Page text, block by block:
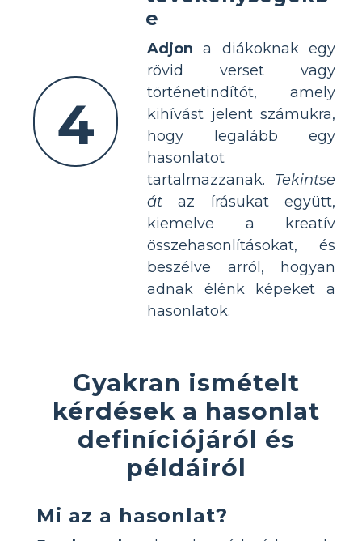
4
e
Adjon a diákoknak egy
rövid verset vagy
történetindítót, amely
kihívást jelent számukra,
hogy legalább egy
hasonlatot
tartalmazzanak. Tekintse
át az írásukat együtt,
kiemelve a kreatív
összehasonlításokat, és
beszélve arról, hogyan
adnak élénk képeket a
hasonlatok.
Gyakran ismételt
kérdések a hasonlat
definíciójáról és
példáiról
Mi az a hasonlat?